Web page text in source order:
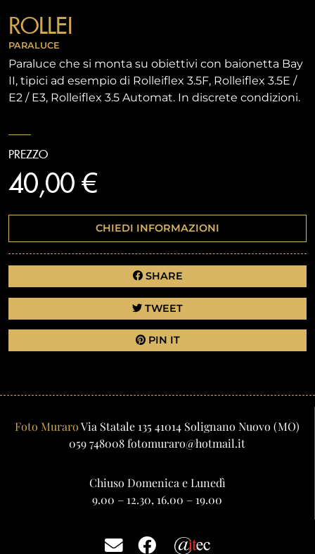
ROLLEI
PARALUCE
Paraluce che si monta su obiettivi con baionetta Bay
II, tipici ad esempio di Rolleiflex 3.5F, Rolleiflex 3.5E /
E2 / E3, Rolleiflex 3.5 Automat. In discrete condizioni.
PREZZO
40,00 €
CHIEDI INFORMAZIONI
SHARE
TWEET
PIN IT
Foto MuraroVia Statale 135 41014 Solignano Nuovo (MO)
059 748008fotomuraro@hotmail.it
Chiuso Domenica e Lunedì
9.00 – 12.30, 16.00 – 19.00